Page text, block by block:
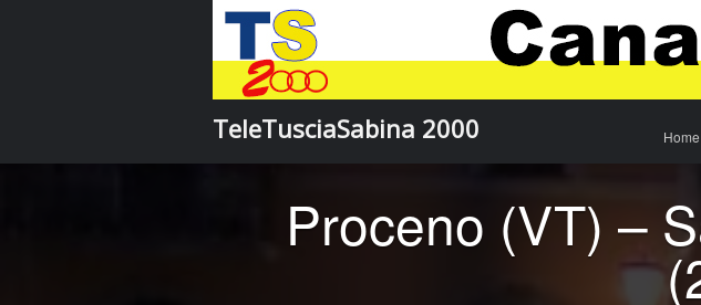
TeleTusciaSabina 2000 Home
Proceno (VT) –